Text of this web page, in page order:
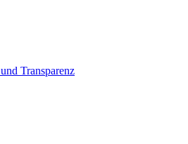
Transparenz